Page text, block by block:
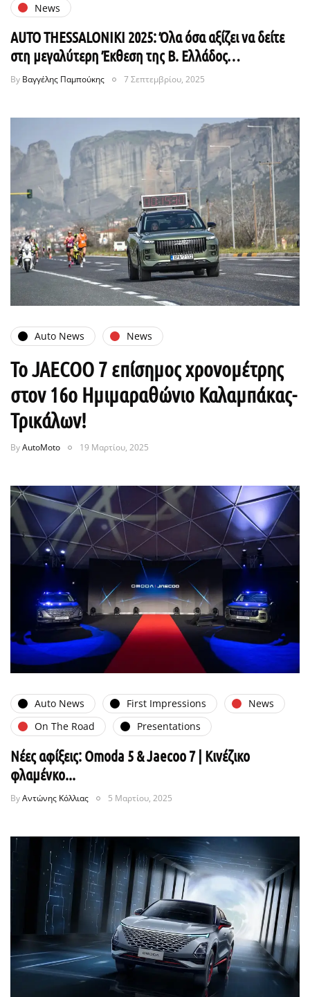
News
AUTO THESSALONIKI 2025: Όλα όσα αξίζει να δείτε
στη μεγαλύτερη Έκθεση της Β. Ελλάδος…
By Βαγγέλης Παμπούκης 7 Σεπτεμβρίου, 2025
Auto News News
Το JAECOO 7 επίσημος χρονομέτρης
στον 16ο Ημιμαραθώνιο Καλαμπάκας-
Τρικάλων!
ByAutoMoto 19 Μαρτίου, 2025
Auto News First Impressions
News
On The Road
Presentations
Νέες αφίξεις: Omoda 5 & Jaecoo 7 | Κινέζικο
φλαμένκο...
ByΑντώνης Κόλλιας 5 Μαρτίου, 2025